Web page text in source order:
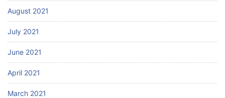
August 2021
July 2021
June 2021
April 2021
March 2021